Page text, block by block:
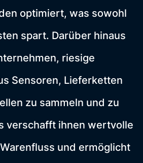
optimiert, was sowohl
spart. Darüber hinaus
riesige
Sensoren, Lieferketten
zu sammeln und zu
verschafft ihnen wertvolle
und ermöglicht